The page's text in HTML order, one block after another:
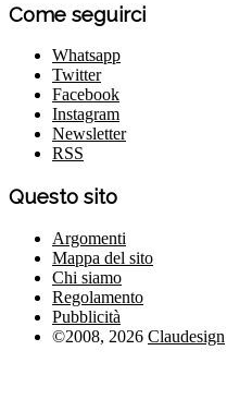
Come seguirci
Whatsapp
Twitter
Facebook
Instagram
Newsletter
RSS
Questo sito
Argomenti
Mappa del sito
Chi siamo
Regolamento
Pubblicità
©2008, 2026 Claudesign